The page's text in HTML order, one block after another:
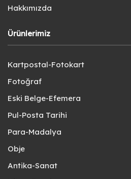
Hakkımızda
Ürünlerimiz
Kartpostal-Fotokart
Fotoğraf
Eski Belge-Efemera
Pul-Posta Tarihi
Para-Madalya
Obje
Antika-Sanat